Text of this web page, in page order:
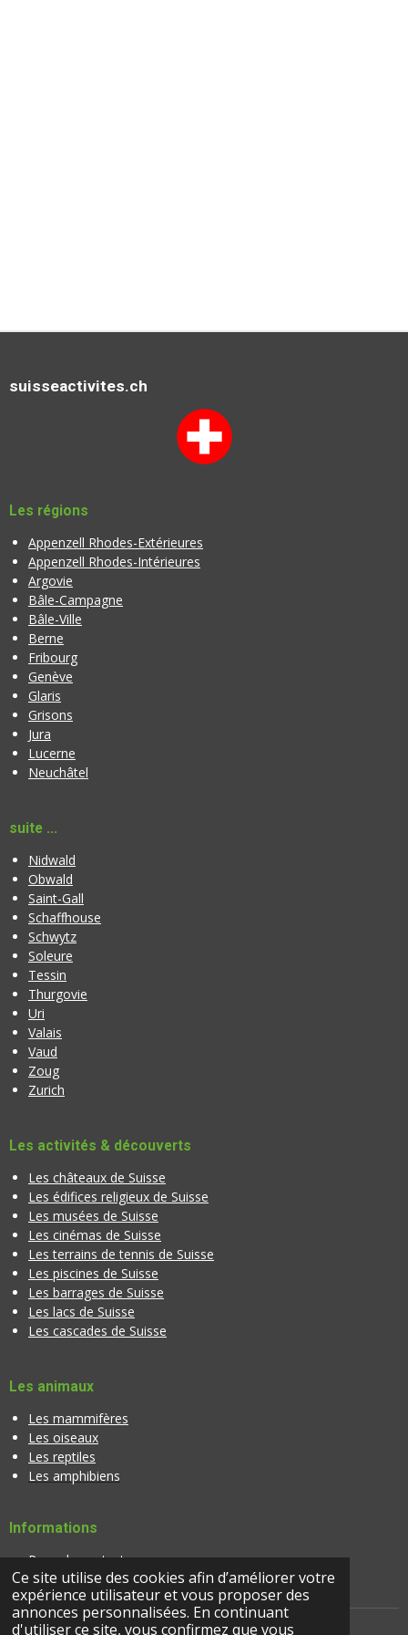
Ce site utilise des cookies afin d’améliorer votre
expérience utilisateur et vous proposer des
annonces personnalisées. En continuant
d'utiliser ce site, vous confirmez que vous
suisseactivites.ch
Les régions
Appenzell Rhodes-Extérieures
Appenzell Rhodes-Intérieures
Argovie
Bâle-Campagne
Bâle-Ville
Berne
Fribourg
Genève
Glaris
Grisons
Jura
Lucerne
Neuchâtel
suite ...
Nidwald
Obwald
Saint-Gall
Schaffhouse
Schwytz
Soleure
Tessin
Thurgovie
Uri
Valais
Vaud
Zoug
Zurich
Les activités & découverts
Les châteaux de Suisse
Les édifices religieux de Suisse
Les musées de Suisse
Les cinémas de Suisse
Les terrains de tennis de Suisse
Les piscines de Suisse
Les barrages de Suisse
Les lacs de Suisse
Les cascades de Suisse
Les animaux
Les mammifères
Les oiseaux
Les reptiles
Les amphibiens
Informations
Page de contact
Banque d'images